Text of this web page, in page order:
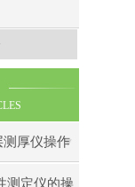
测厚仪操作
测定仪的操